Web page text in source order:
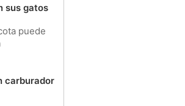
sus gatos
puede
carburador